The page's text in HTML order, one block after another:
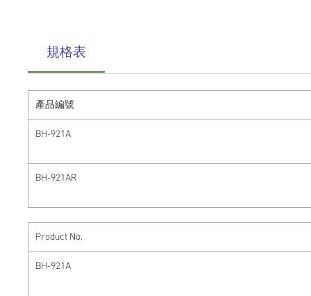
規格表
產品編號
BH-921A
BH-921AR
Product No.
BH-921A